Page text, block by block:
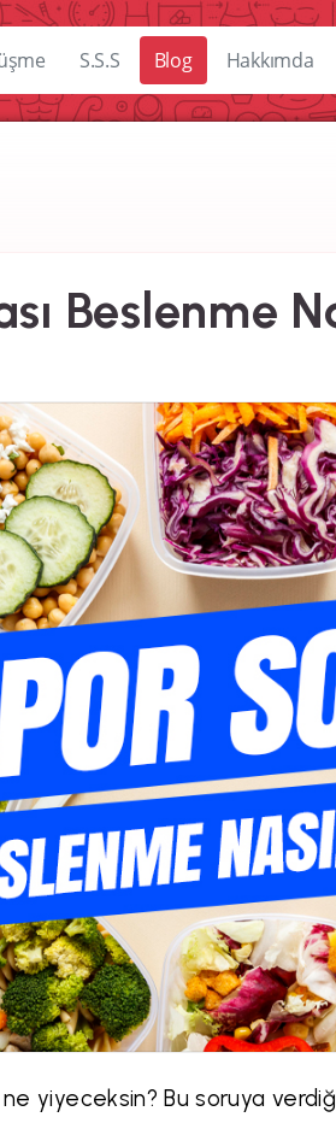
S.S.S Blog Hakkımda
Beslenme
yiyeceksin? Bu soruya